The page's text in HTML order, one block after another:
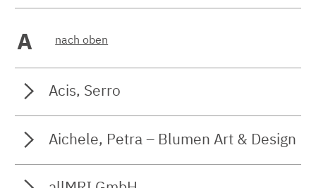
A nach oben
Acis, Serro
Aichele, Petra – Blumen Art & Design